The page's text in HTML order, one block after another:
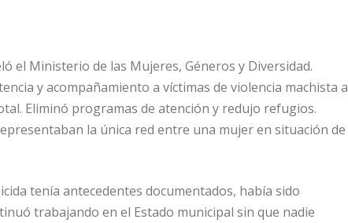
el Ministerio de las Mujeres, Géneros y Diversidad.
y acompañamiento a víctimas de violencia machista a
Eliminó programas de atención y redujo refugios.
la única red entre una mujer en situación de
tenía antecedentes documentados, había sido
trabajando en el Estado municipal sin que nadie